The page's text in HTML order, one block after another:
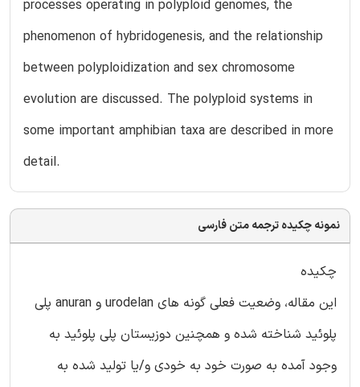
processes operating in polyploid genomes, the
phenomenon of hybridogenesis, and the relationship
between polyploidization and sex chromosome
evolution are discussed. The polyploid systems in
some important amphibian taxa are described in more
detail.
نمونه چکیده ترجمه متن فارسی
چکیده
این مقاله، وضعیت فعلی گونه های urodelan و anuran پلی
پلوئید شناخته شده و همچنین دوزیستان پلی پلوئید به
وجود آمده به صورت خود به خودی و/یا تولید شده به